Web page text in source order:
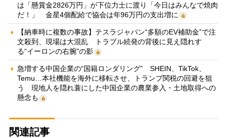
は「懸賞金2826万円」が下位力士に渡り「今日はみんなで焼肉
だ！」 金星4個配給で協会は年96万円の支出増に
【納車時に複数の事故】テスラジャパン“多額のEV補助金”で注
文殺到、現場は大混乱 トラブル続発の背後に見え隠れす
る“イーロンの右腕”の影
急増する中国企業の“国籍ロンダリング” SHEIN、TikTok、
Temu…本社機能を海外に移転させ、トランプ関税の回避を狙
う 現地人を隠れ蓑にした中国企業の農業参入・土地取得への
懸念も
関連記事